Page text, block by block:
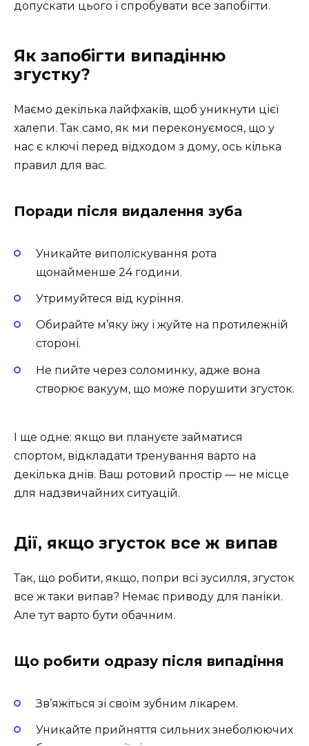
допускати цього і спробувати все запобігти.
Як запобігти випадінню
згустку?
Маємо декілька лайфхаків, щоб уникнути цієї
халепи. Так само, як ми переконуємося, що у
нас є ключі перед відходом з дому, ось кілька
правил для вас.
Поради після видалення зуба
Уникайте виполіскування рота
щонайменше 24 години.
Утримуйтеся від куріння.
Обирайте м’яку їжу і жуйте на протилежній
стороні.
Не пийте через соломинку, адже вона
створює вакуум, що може порушити згусток.
І ще одне: якщо ви плануєте займатися
спортом, відкладати тренування варто на
декілька днів. Ваш ротовий простір — не місце
для надзвичайних ситуацій.
Дії, якщо згусток все ж випав
Так, що робити, якщо, попри всі зусилля, згусток
все ж таки випав? Немає приводу для паніки.
Але тут варто бути обачним.
Що робити одразу після випадіння
Зв’яжіться зі своїм зубним лікарем.
Уникайте прийняття сильних знеболюючих